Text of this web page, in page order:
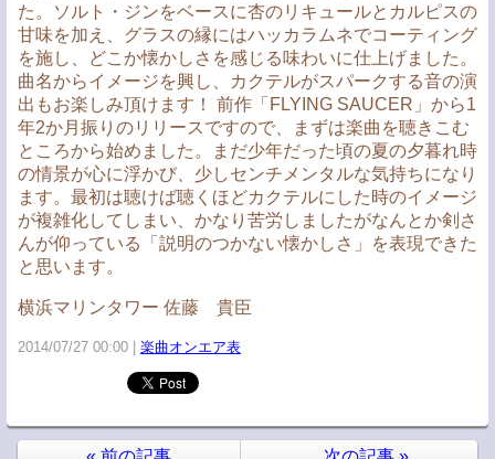
た。ソルト・ジンをベースに杏のリキュールとカルピスの
甘味を加え、グラスの縁にはハッカラムネでコーティング
を施し、どこか懐かしさを感じる味わいに仕上げました。
曲名からイメージを興し、カクテルがスパークする音の演
出もお楽しみ頂けます！ 前作「FLYING SAUCER」から1
年2か月振りのリリースですので、まずは楽曲を聴きこむ
ところから始めました。まだ少年だった頃の夏の夕暮れ時
の情景が心に浮かび、少しセンチメンタルな気持ちになり
ます。最初は聴けば聴くほどカクテルにした時のイメージ
が複雑化してしまい、かなり苦労しましたがなんとか剣さ
んが仰っている「説明のつかない懐かしさ」を表現できた
と思います。
横浜マリンタワー 佐藤 貴臣
2014/07/27 00:00 楽曲オンエア表